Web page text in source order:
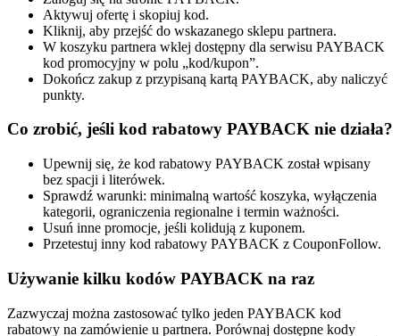
Aktywuj ofertę i skopiuj kod.
Kliknij, aby przejść do wskazanego sklepu partnera.
W koszyku partnera wklej dostępny dla serwisu PAYBACK
kod promocyjny w polu „kod/kupon”.
Dokończ zakup z przypisaną kartą PAYBACK, aby naliczyć
punkty.
Co zrobić, jeśli kod rabatowy PAYBACK nie działa?
Upewnij się, że kod rabatowy PAYBACK został wpisany
bez spacji i literówek.
Sprawdź warunki: minimalną wartość koszyka, wyłączenia
kategorii, ograniczenia regionalne i termin ważności.
Usuń inne promocje, jeśli kolidują z kuponem.
Przetestuj inny kod rabatowy PAYBACK z CouponFollow.
Używanie kilku kodów PAYBACK na raz
Zazwyczaj można zastosować tylko jeden PAYBACK kod
rabatowy na zamówienie u partnera. Porównaj dostępne kody